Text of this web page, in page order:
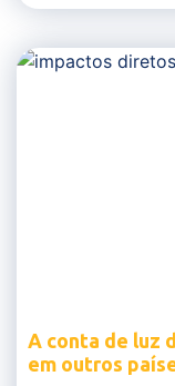
A conta de luz
em outros